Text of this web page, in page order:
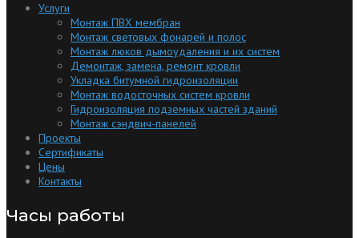
Услуги
Монтаж ПВХ мембран
Монтаж световых фонарей и полос
Монтаж люков дымоудаления и их систем
Демонтаж, замена, ремонт кровли
Укладка битумной гидроизоляции
Монтаж водосточных систем кровли
Гидроизоляция подземных частей зданий
Монтаж сэндвич-панелей
Проекты
Сертификаты
Цены
Контакты
Часы работы